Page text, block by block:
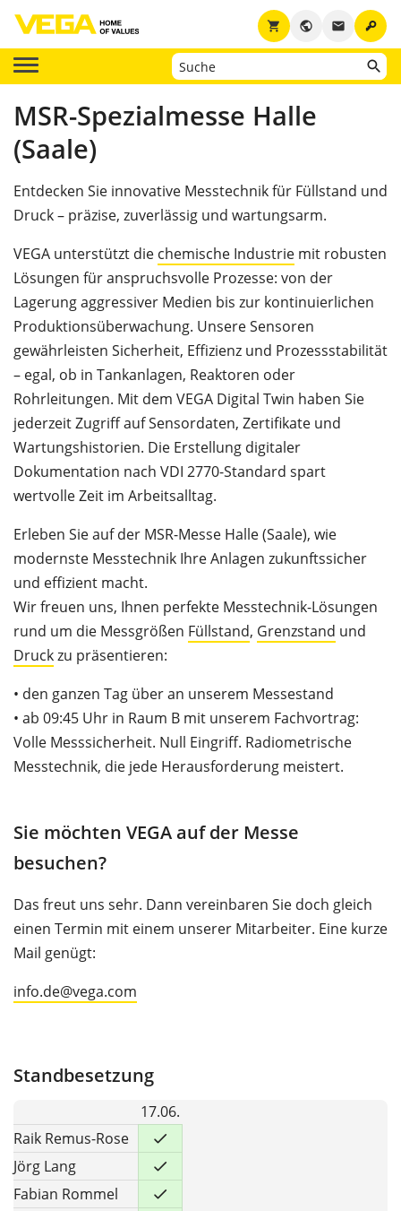
key
email
public
shopping_cart
MSR-Spezialmesse Halle
(Saale)
Entdecken Sie innovative Messtechnik für Füllstand und
Druck – präzise, zuverlässig und wartungsarm.
VEGA unterstützt die chemische Industrie mit robusten
Lösungen für anspruchsvolle Prozesse: von der
Lagerung aggressiver Medien bis zur kontinuierlichen
Produktionsüberwachung. Unsere Sensoren
gewährleisten Sicherheit, Effizienz und Prozessstabilität
– egal, ob in Tankanlagen, Reaktoren oder
Rohrleitungen. Mit dem VEGA Digital Twin haben Sie
jederzeit Zugriff auf Sensordaten, Zertifikate und
Wartungshistorien. Die Erstellung digitaler
Dokumentation nach VDI 2770-Standard spart
wertvolle Zeit im Arbeitsalltag.
Erleben Sie auf der MSR-Messe Halle (Saale), wie
modernste Messtechnik Ihre Anlagen zukunftssicher
und effizient macht.
Wir freuen uns, Ihnen perfekte Messtechnik-Lösungen
rund um die Messgrößen Füllstand, Grenzstand und
Druckzu präsentieren:
• den ganzen Tag über an unserem Messestand
• ab 09:45 Uhr in Raum B mit unserem Fachvortrag:
Volle Messsicherheit. Null Eingriff. Radiometrische
Messtechnik, die jede Herausforderung meistert.
Sie möchten VEGA auf der Messe
besuchen?
Das freut uns sehr. Dann vereinbaren Sie doch gleich
einen Termin mit einem unserer Mitarbeiter. Eine kurze
Mail genügt:
info.de@vega.com
Standbesetzung
17.06.
Raik Remus-Rose
Jörg Lang
Fabian Rommel